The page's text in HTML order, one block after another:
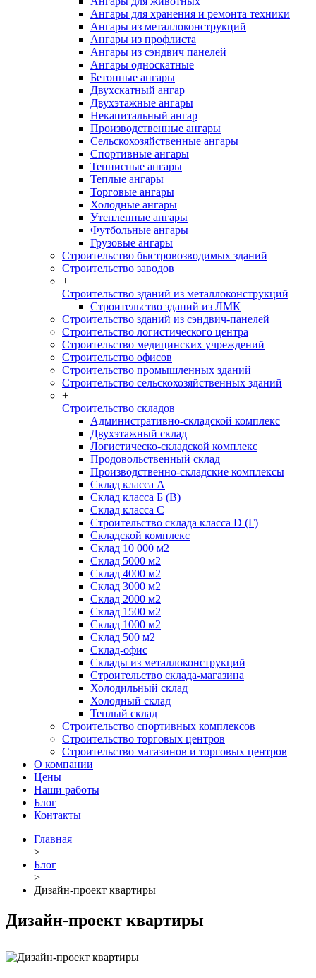
Ангары для хранения и ремонта техники
Ангары из металлоконструкций
Ангары из профлиста
Ангары из сэндвич панелей
Ангары односкатные
Бетонные ангары
Двухскатный ангар
Двухэтажные ангары
Некапитальный ангар
Производственные ангары
Сельскохозяйственные ангары
Спортивные ангары
Теннисные ангары
Теплые ангары
Торговые ангары
Холодные ангары
Утепленные ангары
Футбольные ангары
Грузовые ангары
Строительство быстровозводимых зданий
Строительство заводов
+
Строительство зданий из металлоконструкций
Строительство зданий из ЛМК
Строительство зданий из сэндвич-панелей
Строительство логистического центра
Строительство медицинских учреждений
Строительство офисов
Строительство промышленных зданий
Строительство сельскохозяйственных зданий
+
Строительство складов
Административно-складской комплекс
Двухэтажный склад
Логистическо-складской комплекс
Продовольственный склад
Производственно-складские комплексы
Склад класса А
Склад класса Б (B)
Склад класса С
Строительство склада класса D (Г)
Складской комплекс
Склад 10 000 м2
Склад 5000 м2
Склад 4000 м2
Склад 3000 м2
Склад 2000 м2
Склад 1500 м2
Склад 1000 м2
Склад 500 м2
Склад-офис
Склады из металлоконструкций
Строительство склада-магазина
Холодильный склад
Холодный склад
Теплый склад
Строительство спортивных комплексов
Строительство торговых центров
Строительство магазинов и торговых центров
О компании
Цены
Наши работы
Блог
Контакты
Главная
>
Блог
>
Дизайн-проект квартиры
Дизайн-проект квартиры